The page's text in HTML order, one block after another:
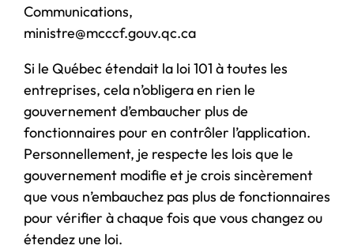
Communications,
ministre@mcccf.gouv.qc.ca
Si le Québec étendait la loi 101 à toutes les
entreprises, cela n’obligera en rien le
gouvernement d’embaucher plus de
fonctionnaires pour en contrôler l’application.
Personnellement, je respecte les lois que le
gouvernement modifie et je crois sincèrement
que vous n’embauchez pas plus de fonctionnaires
pour vérifier à chaque fois que vous changez ou
étendez une loi.